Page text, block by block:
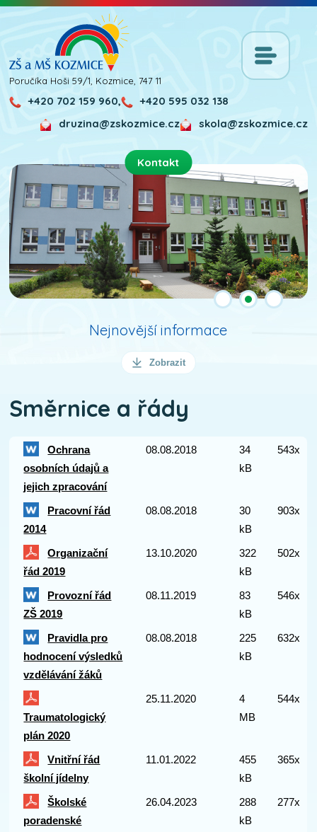
Poručíka Hoši 59/1, Kozmice, 747 11
+420 702 159 960,
+420 595 032 138
skola@zskozmice.cz
druzina@zskozmice.cz
Nejnovější informace
Zobrazit
Směrnice a řády
Ochrana
osobních údajů a
jejich zpracování
08.08.2018
34
kB
543x
Pracovní řád
2014
08.08.2018
30
kB
903x
Organizační
řád 2019
13.10.2020
322
kB
502x
Provozní řád
ZŠ 2019
08.11.2019
83
kB
546x
Pravidla pro
hodnocení výsledků
vzdělávání žáků
08.08.2018
225
kB
632x
Traumatologický
plán 2020
25.11.2020
4
MB
544x
Vnitřní řád
školní jídelny
11.01.2022
455
kB
365x
Školské
poradenské
26.04.2023
288
kB
277x